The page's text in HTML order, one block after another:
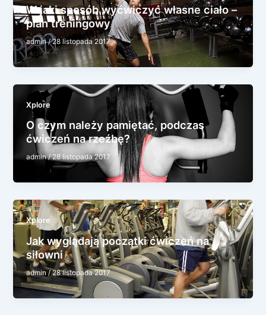
W jaki sposób wyćwiczyć własne ciało –
plan treningowy
admin/28 listopada 2017
Xplore
O czym należy pamiętać, podczas
ćwiczeń na rzeźbę?
admin/28 listopada 2017
Xplore
Jak wyglądają początki ćwiczeń na
siłowni
admin/28 listopada 2017